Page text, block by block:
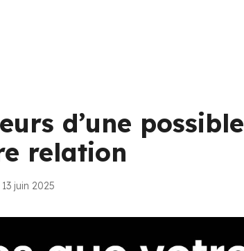
d’une possible
relation
juin 2025